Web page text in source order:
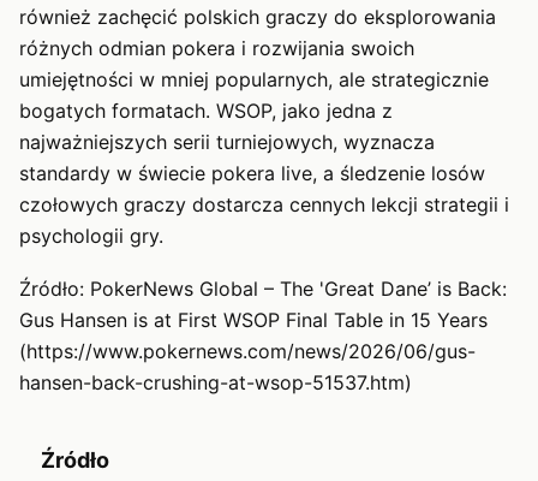
również zachęcić polskich graczy do eksplorowania
różnych odmian pokera i rozwijania swoich
umiejętności w mniej popularnych, ale strategicznie
bogatych formatach. WSOP, jako jedna z
najważniejszych serii turniejowych, wyznacza
standardy w świecie pokera live, a śledzenie losów
czołowych graczy dostarcza cennych lekcji strategii i
psychologii gry.
Źródło: PokerNews Global – The 'Great Dane’ is Back:
Gus Hansen is at First WSOP Final Table in 15 Years
(https://www.pokernews.com/news/2026/06/gus-
hansen-back-crushing-at-wsop-51537.htm)
Źródło